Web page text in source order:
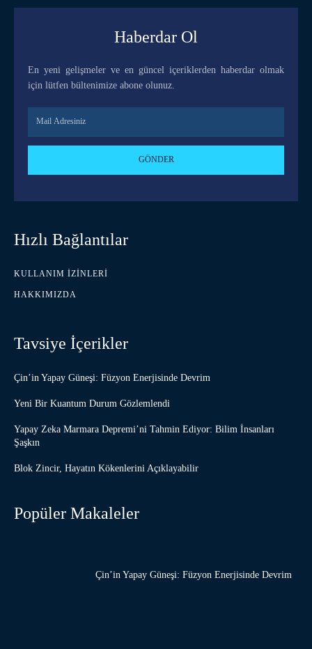
Haberdar Ol
En yeni gelişmeler ve en güncel içeriklerden haberdar olmak
için lütfen bültenimize abone olunuz.
GÖNDER
Hızlı Bağlantılar
KULLANIM İZINLERI
HAKKIMIZDA
Tavsiye İçerikler
Çin’in Yapay Güneşi: Füzyon Enerjisinde Devrim
Yeni Bir Kuantum Durum Gözlemlendi
Yapay Zeka Marmara Depremi’ni Tahmin Ediyor: Bilim İnsanları
Şaşkın
Blok Zincir, Hayatın Kökenlerini Açıklayabilir
Popüler Makaleler
Çin’in Yapay Güneşi: Füzyon Enerjisinde Devrim